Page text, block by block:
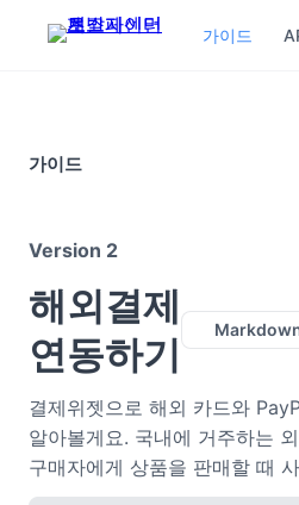
가이드
가이드
Version 2
해외결제
연동하기
결제위젯으로 해외 카드와
알아볼게요. 국내에 거주하는
구매자에게 상품을 판매할 때